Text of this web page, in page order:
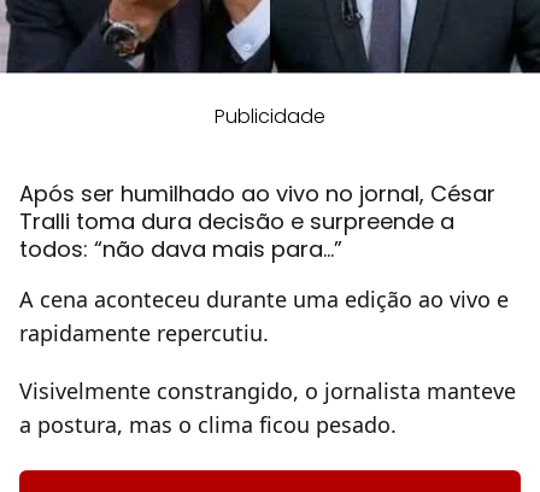
Publicidade
Após ser humilhado ao vivo no jornal, César
Tralli toma dura decisão e surpreende a
todos: “não dava mais para…”
A cena aconteceu durante uma edição ao vivo e
rapidamente repercutiu.
Visivelmente constrangido, o jornalista manteve
a postura, mas o clima ficou pesado.